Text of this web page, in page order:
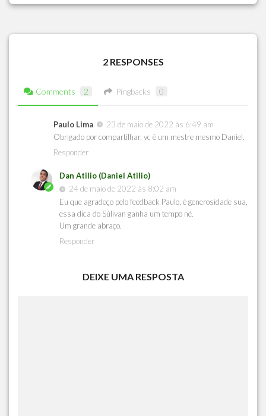
2 RESPONSES
Comments 2 Pingbacks 0
Paulo Lima
23 de maio de 2022 às 6:49 am
Obrigado por compartilhar, vc é um mestre mesmo Daniel.
Responder
Dan Atilio (Daniel Atilio)
24 de maio de 2022 às 8:02 am
Eu que agradeço pelo feedback Paulo, é generosidade sua,
essa dica do Súlivan ganha um tempo né.
Um grande abraço.
Responder
DEIXE UMA RESPOSTA